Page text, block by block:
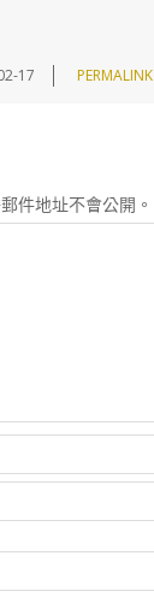
17 PERMALINK
件地址不會公開。